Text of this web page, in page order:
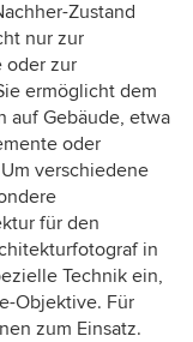
Zustand
nur zur
oder zur
ermöglicht dem
auf Gebäude, etwa
oder
verschiedene
für den
in
Technik ein,
Objektive. Für
zum Einsatz.